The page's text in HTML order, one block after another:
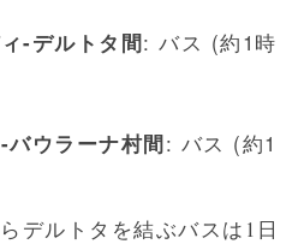
-デルトタ間: バス (約1時
バウラーナ村間: バス (約1
デルトタを結ぶバスは1日